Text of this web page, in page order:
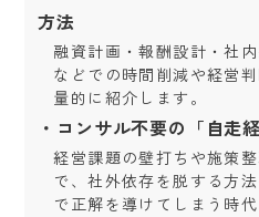
方法
融資計画・報酬設計・社
などでの時間削減や経営
量的に紹介します。
・コンサル不要の「自走
経営課題の壁打ちや施策
で、社外依存を脱する方
で正解を導けてしまう時代